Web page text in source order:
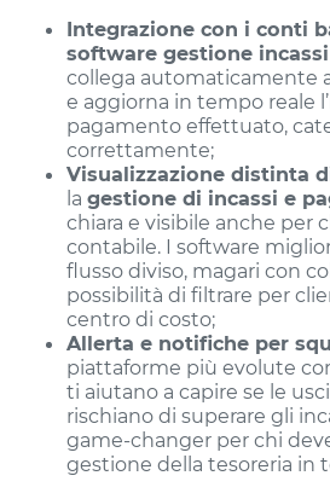
Integrazione con i conti
software gestione
collega automaticamente
e aggiorna in tempo reale
pagamento effettuato,
correttamente;
Visualizzazione distinta
la gestione di incassi e
chiara e visibile anche per
contabile. I software
flusso diviso, magari con
possibilità di filtrare per
centro di costo;
Allerta e notifiche per
piattaforme più evolute
ti aiutano a capire se le
rischiano di superare gli
game-changer per chi
gestione della tesoreria in